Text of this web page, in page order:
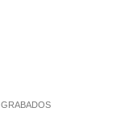
GRABADOS